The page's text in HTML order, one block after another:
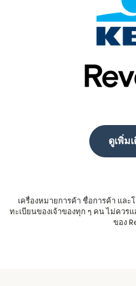
ดูเพิ่ม
เครื่องหมายการค้า ชื่อการค้า และ
ทะเบียนของเจ้าของทุก ๆ คน ไม่ควร
ของ